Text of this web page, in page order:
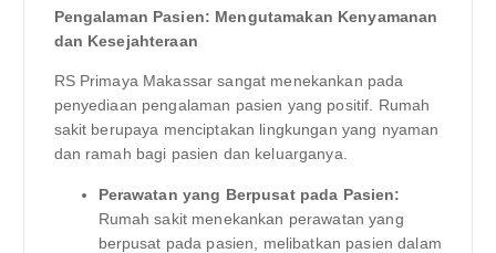
Pengalaman Pasien: Mengutamakan Kenyamanan
dan Kesejahteraan
RS Primaya Makassar sangat menekankan pada
penyediaan pengalaman pasien yang positif. Rumah
sakit berupaya menciptakan lingkungan yang nyaman
dan ramah bagi pasien dan keluarganya.
Perawatan yang Berpusat pada Pasien:
Rumah sakit menekankan perawatan yang
berpusat pada pasien, melibatkan pasien dalam